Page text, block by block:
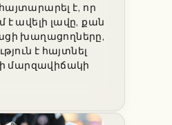
է, որ
է ավելի լավը, քան
խաղացողները,
է հայտնել
մարզավիճակի